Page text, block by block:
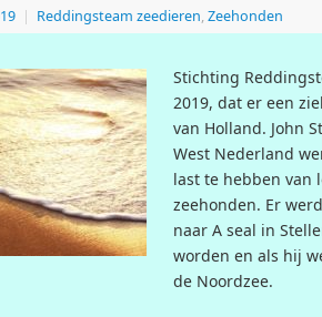
| Reddingsteam zeedieren, Zeehonden
Stichting
2019, dat er een
van Holland. John
West Nederland
last te hebben van
zeehonden. Er
naar A seal in
worden en als hij
de Noordzee.